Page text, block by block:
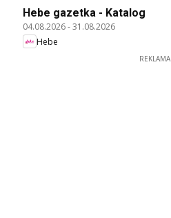
Hebe gazetka - Katalog
04.08.2026-31.08.2026
Hebe
REKLAMA